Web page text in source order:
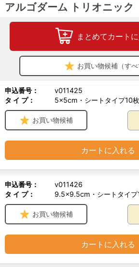
・天然素材が原料
品です。 成分は99％がアルギン酸塩という
てご使用いただけます。
●使用目的、効能又は効果
[人]皮下脂肪組織までの創傷（Ⅲ度熱傷を除
護」、「湿潤環境の維持」、「治癒の促進
的とする。
●製造販売元
スミス・アンド・ネフュー
アルゴダーム トリオニック
まとめてカート
お買い物候補（すべ
申込番号：
v011425
タ イ プ：
5×5cm・シートタイプ10枚
お買い物候補
カートに入れる
申込番号：
v011426
タ イ プ：
9.5×9.5cm・シートタイプ
お買い物候補
カートに入れる